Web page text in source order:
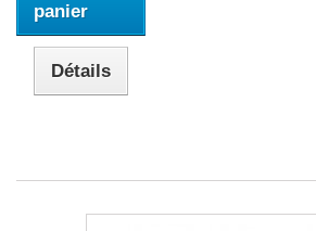
panier
Détails